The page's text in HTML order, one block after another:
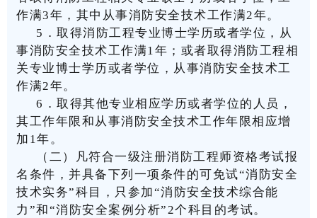
作满3年，其中从事消防安全技术工作满2年。
5 ．取得消防工程专业博士学历或者学位，从
事消防安全技术工作满1 年；或者取得消防工程相
关专业博士学历或者学位，从事消防安全技术工
作满2年。
6 ．取得其他专业相应学历或者学位的人员，
其工作年限和从事消防安全技术工作年限相应增
加 1 年。
（二）凡符合一级注册消防工程师资格考试报
名条件，并具备下列一项条件的可免试“消防安全
技术实务”科目，只参加“消防安全技术综合能
力 ”和“消防安全案例分析”2个科目的考试。